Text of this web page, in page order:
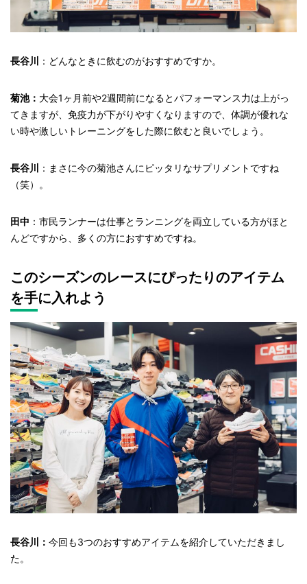
長谷川 ：どんなときに飲むのがおすすめですか。
菊池： 大会1ヶ月前や2週間前になるとパフォーマンス力は上がっ
てきますが、免疫力が下がりやすくなりますので、体調が優れな
い時や激しいトレーニングをした際に飲むと良いでしょう。
長谷川
：まさに今の菊池さんにピッタリなサプリメントですね
（笑）。
田中 ：市民ランナーは仕事とランニングを両立している方がほと
んどですから、多くの方におすすめですね。
このシーズンのレースにぴったりのアイテム
を手に入れよう
長谷川： 今回も3つのおすすめアイテムを紹介していただきまし
た。